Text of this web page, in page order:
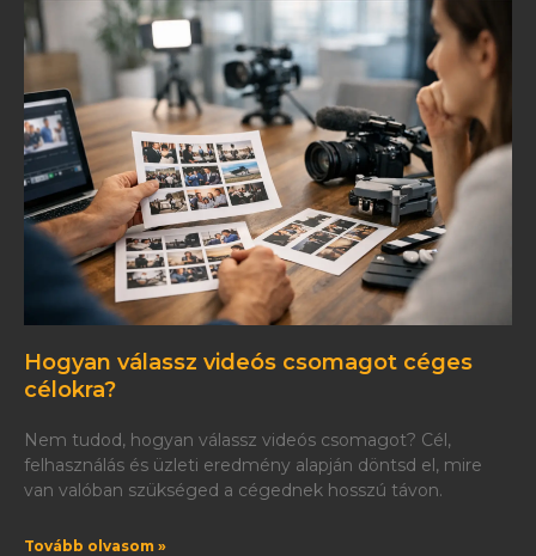
Hogyan válassz videós csomagot céges
célokra?
Nem tudod, hogyan válassz videós csomagot? Cél,
felhasználás és üzleti eredmény alapján döntsd el, mire
van valóban szükséged a cégednek hosszú távon.
Tovább olvasom »